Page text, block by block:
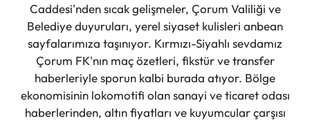
Caddesi'nden sıcak gelişmeler, Çorum Valiliği ve
Belediye duyuruları, yerel siyaset kulisleri anbean
sayfalarımıza taşınıyor. Kırmızı-Siyahlı sevdamız
Çorum FK'nın maç özetleri, fikstür ve transfer
haberleriyle sporun kalbi burada atıyor. Bölge
ekonomisinin lokomotifi olan sanayi ve ticaret odası
haberlerinden, altın fiyatları ve kuyumcular çarşısı